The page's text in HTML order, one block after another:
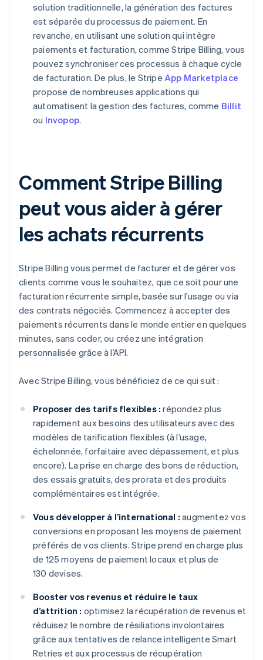
solution traditionnelle, la génération des factures
est séparée du processus de paiement. En
revanche, en utilisant une solution qui intègre
paiements et facturation, comme Stripe Billing, vous
pouvez synchroniser ces processus à chaque cycle
de facturation. De plus, le Stripe App Marketplace
propose de nombreuses applications qui
automatisent la gestion des factures, comme Billit
ou Invopop.
Comment Stripe Billing
peut vous aider à gérer
les achats récurrents
Stripe Billing vous permet de facturer et de gérer vos
clients comme vous le souhaitez, que ce soit pour une
facturation récurrente simple, basée sur l’usage ou via
des contrats négociés. Commencez à accepter des
paiements récurrents dans le monde entier en quelques
minutes, sans coder, ou créez une intégration
personnalisée grâce à l’API.
Avec Stripe Billing, vous bénéficiez de ce qui suit :
Proposer des tarifs flexibles : répondez plus
rapidement aux besoins des utilisateurs avec des
modèles de tarification flexibles (à l’usage,
échelonnée, forfaitaire avec dépassement, et plus
encore). La prise en charge des bons de réduction,
des essais gratuits, des prorata et des produits
complémentaires est intégrée.
Vous développer à l’international : augmentez vos
conversions en proposant les moyens de paiement
préférés de vos clients. Stripe prend en charge plus
de 125 moyens de paiement locaux et plus de
130 devises.
Booster vos revenus et réduire le taux
d’attrition : optimisez la récupération de revenus et
réduisez le nombre de résiliations involontaires
grâce aux tentatives de relance intelligente Smart
Retries et aux processus de récupération